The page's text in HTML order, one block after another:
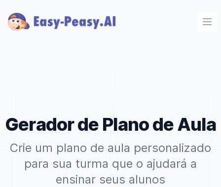
Gerador de Plano de Aula
Crie um plano de aula personalizado
para sua turma que o ajudará a
ensinar seus alunos